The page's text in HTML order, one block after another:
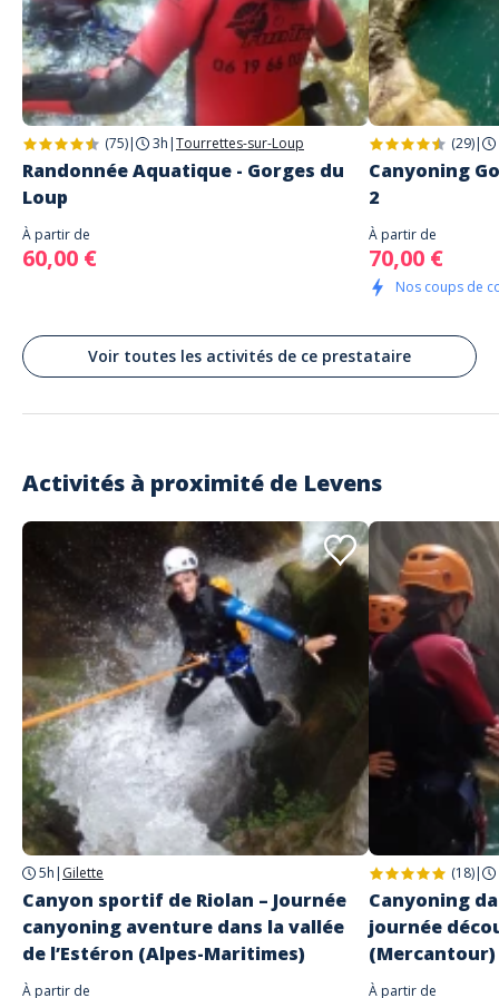
FUN TRIP
Avenue Porte des Alpes
Levens
(75)| 3h |Tourrettes-sur-Loup
Randonnée Aquatique - Gorges du
Loup
À partir de
60,00 €
(29)|
Canyoning
2
À partir de
70,00 €
Nos coups de
Voir toutes les activités de ce prestataire
Activités à proximité de Levens
5h | Gilette
Canyon sportif de Riolan – Journée
canyoning aventure dans la vallée
de l’Estéron (Alpes-Maritimes)
À partir de
(18)|
Canyoning
journée
(Mercantour)
À partir de